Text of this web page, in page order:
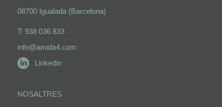
08700 Igualada (Barcelona)
T: 938 036 833
info@amida4.com
Linkedin
NOSALTRES